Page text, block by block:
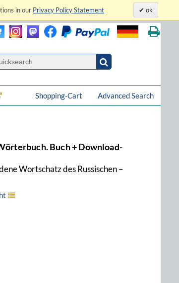
in our Privacy Policy Statement ok
Advanced Search
Shopping-Cart
Buch + Download-
Wortschatz des Russischen –